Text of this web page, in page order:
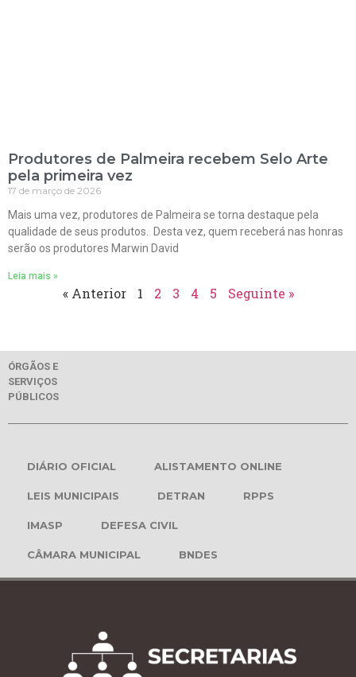
Produtores de Palmeira recebem Selo Arte
pela primeira vez
17 de março de 2026
Mais uma vez, produtores de Palmeira se torna destaque pela
qualidade de seus produtos. Desta vez, quem receberá nas honras
serão os produtores Marwin David
Leia mais »
« Anterior 1 2 3 4 5 Seguinte »
ÓRGÃOS E
SERVIÇOS
PÚBLICOS
DIÁRIO OFICIAL ALISTAMENTO ONLINE
LEIS MUNICIPAIS DETRAN RPPS
IMASP DEFESA CIVIL
CÂMARA MUNICIPAL BNDES